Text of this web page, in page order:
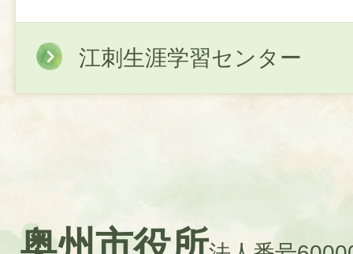
江刺生涯学習センター
奥州市役所